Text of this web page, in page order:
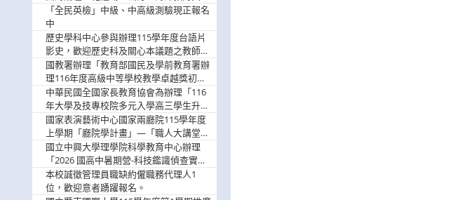
外安全實務課程」，歡迎踴躍報名參加
「全民英檢」中級、中高級測驗現正報名
中
歷史學科中心參與辦理115學年度台語片
影史，歡迎歷史科及關心本議題之教師踴
躍報名參加
國教署辦理「教育部國民及學前教育署辦
理116年度高級中等學校教學卓越獎初選
實施計畫」，鼓勵教師踴躍報名
中華民國全國家長教育協會為辦理「116
年大學及技專校院多元入學高三學生升學
輔導家長說明會」
國家表演藝術中心國家兩廳院115學年度
上學期「廳院學計畫」—「職人大講堂」
及「一日體驗課程」，鼓勵踴躍報名參
與。
國立中興大學理學院科學教育中心辦理
「2026 國高中暑期營-科技鑑識偵查實戰
營」活動資訊，鼓勵學生踴躍報名參加。
本校誠徵管理員職缺約僱職務代理人1
位，歡迎意者踴躍報名。